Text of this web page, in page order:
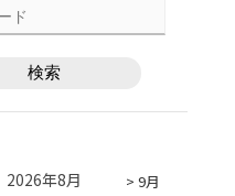
> 9月
2026年8月